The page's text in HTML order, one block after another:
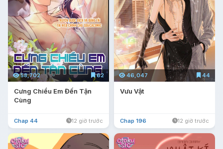
58,702 62
Cưng Chiều Em Đến Tận
Cùng
Chap 44 12 giờ trước
46,047 44
Vưu Vật
Chap 196 12 giờ trước